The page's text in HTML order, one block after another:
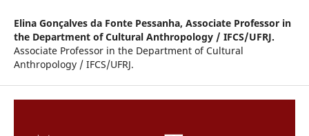
Elina Gonçalves da Fonte Pessanha, Associate Professor in
the Department of Cultural Anthropology / IFCS/UFRJ.
Associate Professor in the Department of Cultural
Anthropology / IFCS/UFRJ.